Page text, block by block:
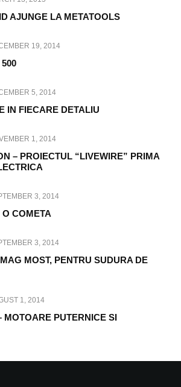
AJUNGE LA METATOOLS
19, 2014
5, 2014
IN FIECARE DETALIU
1, 2014
– PROIECTUL “LIVEWIRE” PRIMA
3, 2014
COMETA
3, 2014
MOST, PENTRU SUDURA DE
1, 2014
MOTOARE PUTERNICE SI